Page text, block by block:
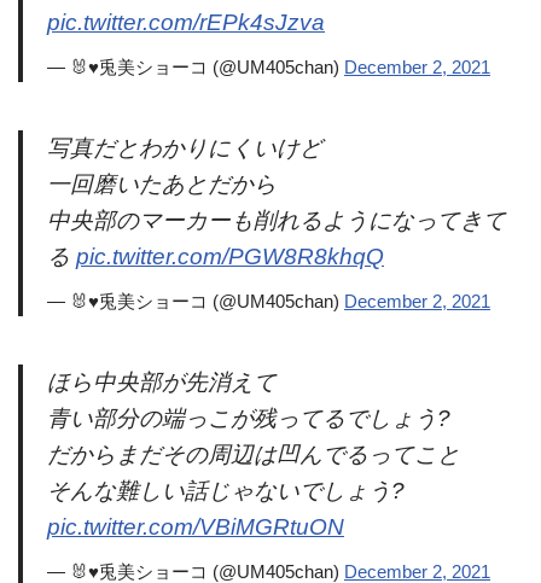
pic.twitter.com/rEPk4sJzva
— 🐰♥兎美ショーコ (@UM405chan) December 2, 2021
写真だとわかりにくいけど
一回磨いたあとだから
中央部のマーカーも削れるようになってきて
る pic.twitter.com/PGW8R8khqQ
— 🐰♥兎美ショーコ (@UM405chan) December 2, 2021
ほら中央部が先消えて
青い部分の端っこが残ってるでしょう?
だからまだその周辺は凹んでるってこと
そんな難しい話じゃないでしょう?
pic.twitter.com/VBiMGRtuON
— 🐰♥兎美ショーコ (@UM405chan) December 2, 2021